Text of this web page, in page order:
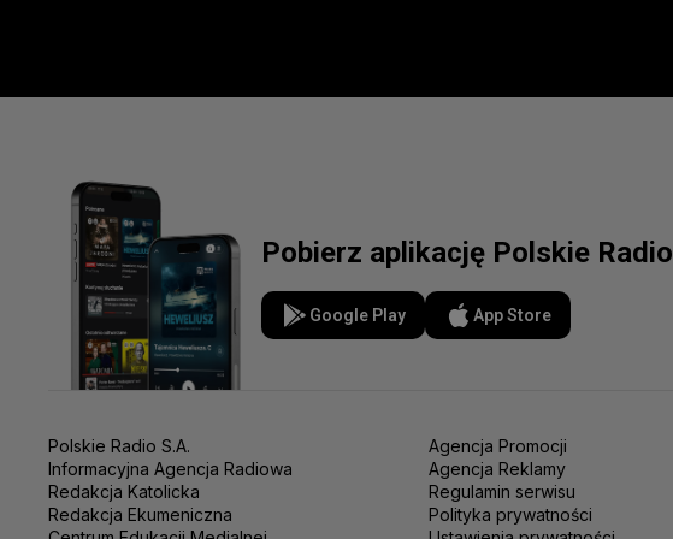
Pobierz aplikację Polskie Radio
Google Play App Store
Polskie Radio S.A.
Informacyjna Agencja Radiowa
Redakcja Katolicka
Redakcja Ekumeniczna
Agencja Promocji
Agencja Reklamy
Regulamin serwisu
Polityka prywatności